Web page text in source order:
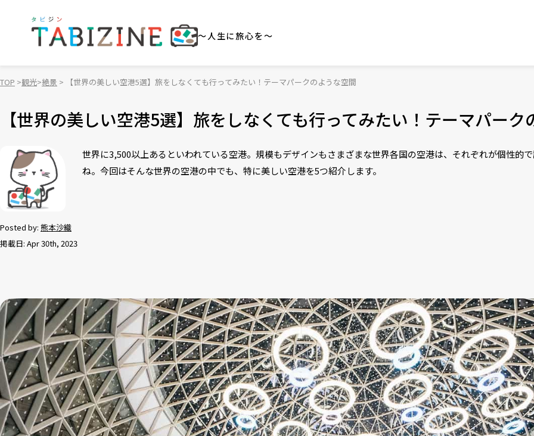
～人生に旅心を～
TOP 観光 絶景 【世界の美しい空港5選】旅をしなくても行ってみたい！テーマパークのような空間
【世界の美しい空港5選】旅をしなくても行ってみたい！テーマパーク
Posted by: 熊本沙織
掲載日: Apr 30th, 2023
世界に3,500以上あるといわれている空港。規模もデザインもさまざまな世界各国の空港は、それぞれが個性的
ね。今回はそんな世界の空港の中でも、特に美しい空港を5つ紹介します。